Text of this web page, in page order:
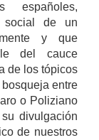
social de un
y que
del cauce
de los tópicos
entre
o Poliziano
divulgación
de nuestros